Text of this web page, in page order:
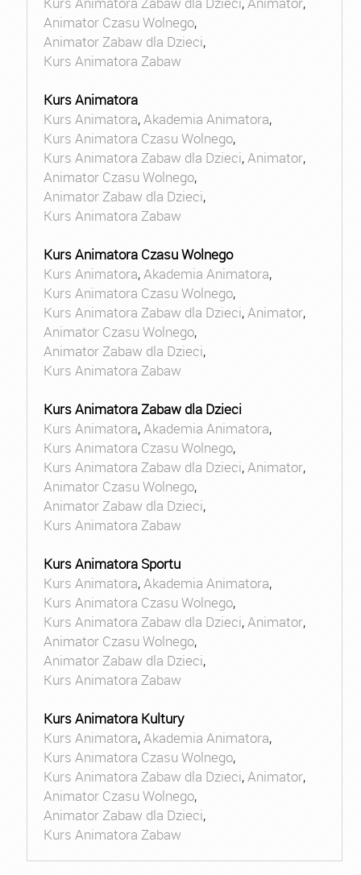
Animator Czasu Wolnego,
Animator Zabaw dla Dzieci,
Kurs Animatora Zabaw
Kurs Animatora
Kurs Animatora,Akademia Animatora,
Kurs Animatora Czasu Wolnego,
Kurs Animatora Zabaw dla Dzieci,Animator,
Animator Czasu Wolnego,
Animator Zabaw dla Dzieci,
Kurs Animatora Zabaw
Kurs Animatora Czasu Wolnego
Kurs Animatora,Akademia Animatora,
Kurs Animatora Czasu Wolnego,
Kurs Animatora Zabaw dla Dzieci,Animator,
Animator Czasu Wolnego,
Animator Zabaw dla Dzieci,
Kurs Animatora Zabaw
Kurs Animatora Zabaw dla Dzieci
Kurs Animatora,Akademia Animatora,
Kurs Animatora Czasu Wolnego,
Kurs Animatora Zabaw dla Dzieci,Animator,
Animator Czasu Wolnego,
Animator Zabaw dla Dzieci,
Kurs Animatora Zabaw
Kurs Animatora Sportu
Kurs Animatora,Akademia Animatora,
Kurs Animatora Czasu Wolnego,
Kurs Animatora Zabaw dla Dzieci,Animator,
Animator Czasu Wolnego,
Animator Zabaw dla Dzieci,
Kurs Animatora Zabaw
Kurs Animatora Kultury
Kurs Animatora,Akademia Animatora,
Kurs Animatora Czasu Wolnego,
Kurs Animatora Zabaw dla Dzieci,Animator,
Animator Czasu Wolnego,
Animator Zabaw dla Dzieci,
Kurs Animatora Zabaw